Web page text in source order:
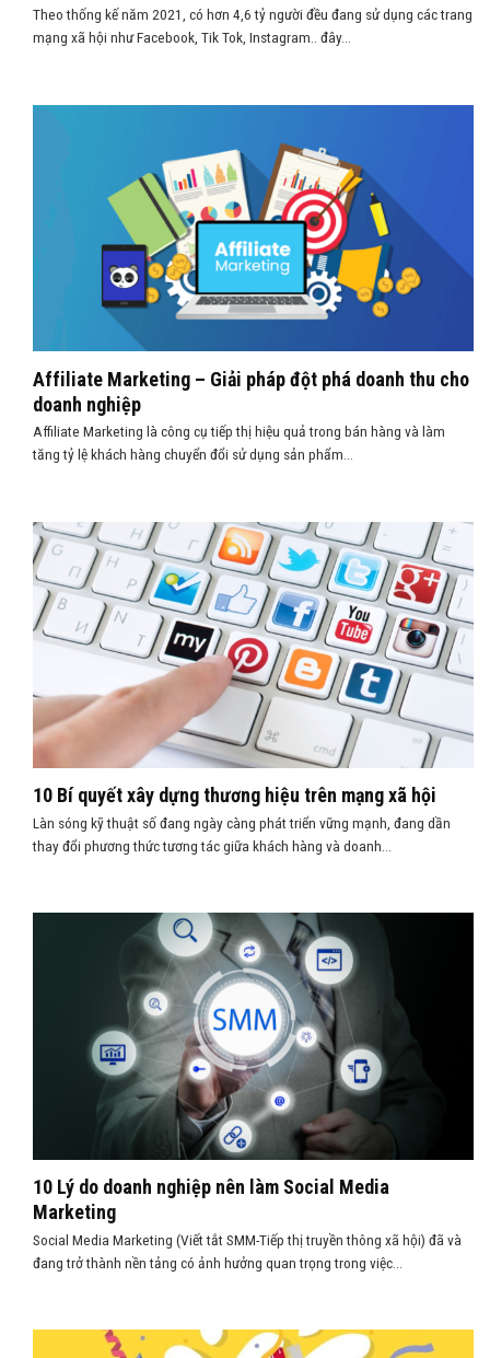
Theo thống kế năm 2021, có hơn 4,6 tỷ người đều đang sử dụng các trang
mạng xã hội như Facebook, Tik Tok, Instagram.. đây...
Affiliate Marketing – Giải pháp đột phá doanh thu cho
doanh nghiệp
Affiliate Marketing là công cụ tiếp thị hiệu quả trong bán hàng và làm
tăng tỷ lệ khách hàng chuyển đổi sử dụng sản phẩm...
10 Bí quyết xây dựng thương hiệu trên mạng xã hội
Làn sóng kỹ thuật số đang ngày càng phát triển vững mạnh, đang dần
thay đổi phương thức tương tác giữa khách hàng và doanh...
10 Lý do doanh nghiệp nên làm Social Media
Marketing
Social Media Marketing (Viết tắt SMM-Tiếp thị truyền thông xã hội) đã và
đang trở thành nền tảng có ảnh hưởng quan trọng trong việc...